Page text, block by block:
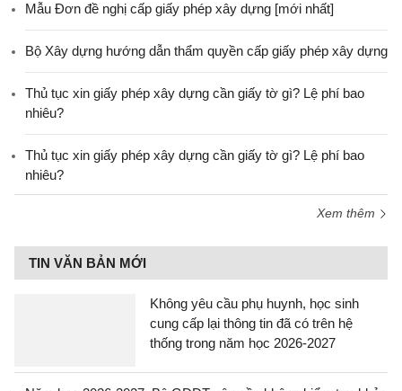
Mẫu Đơn đề nghị cấp giấy phép xây dựng [mới nhất]
Bộ Xây dựng hướng dẫn thẩm quyền cấp giấy phép xây dựng
Thủ tục xin giấy phép xây dựng cần giấy tờ gì? Lệ phí bao
nhiêu?
Thủ tục xin giấy phép xây dựng cần giấy tờ gì? Lệ phí bao
nhiêu?
Xem thêm
TIN VĂN BẢN MỚI
Không yêu cầu phụ huynh, học sinh
cung cấp lại thông tin đã có trên hệ
thống trong năm học 2026-2027